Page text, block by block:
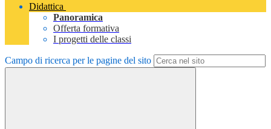
Didattica
Panoramica
Offerta formativa
I progetti delle classi
Campo di ricerca per le pagine del sito